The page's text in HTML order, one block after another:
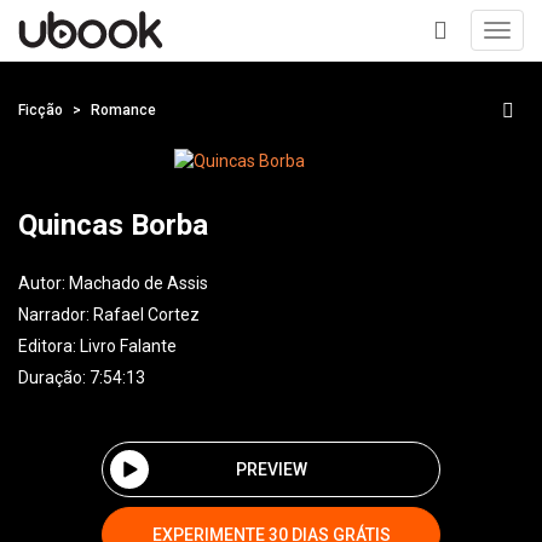
+
Ficção Romance
Quincas Borba
Autor: Machado de Assis
Narrador: Rafael Cortez
Editora: Livro Falante
Duração: 7:54:13
PREVIEW
EXPERIMENTE 30 DIAS GRÁTIS